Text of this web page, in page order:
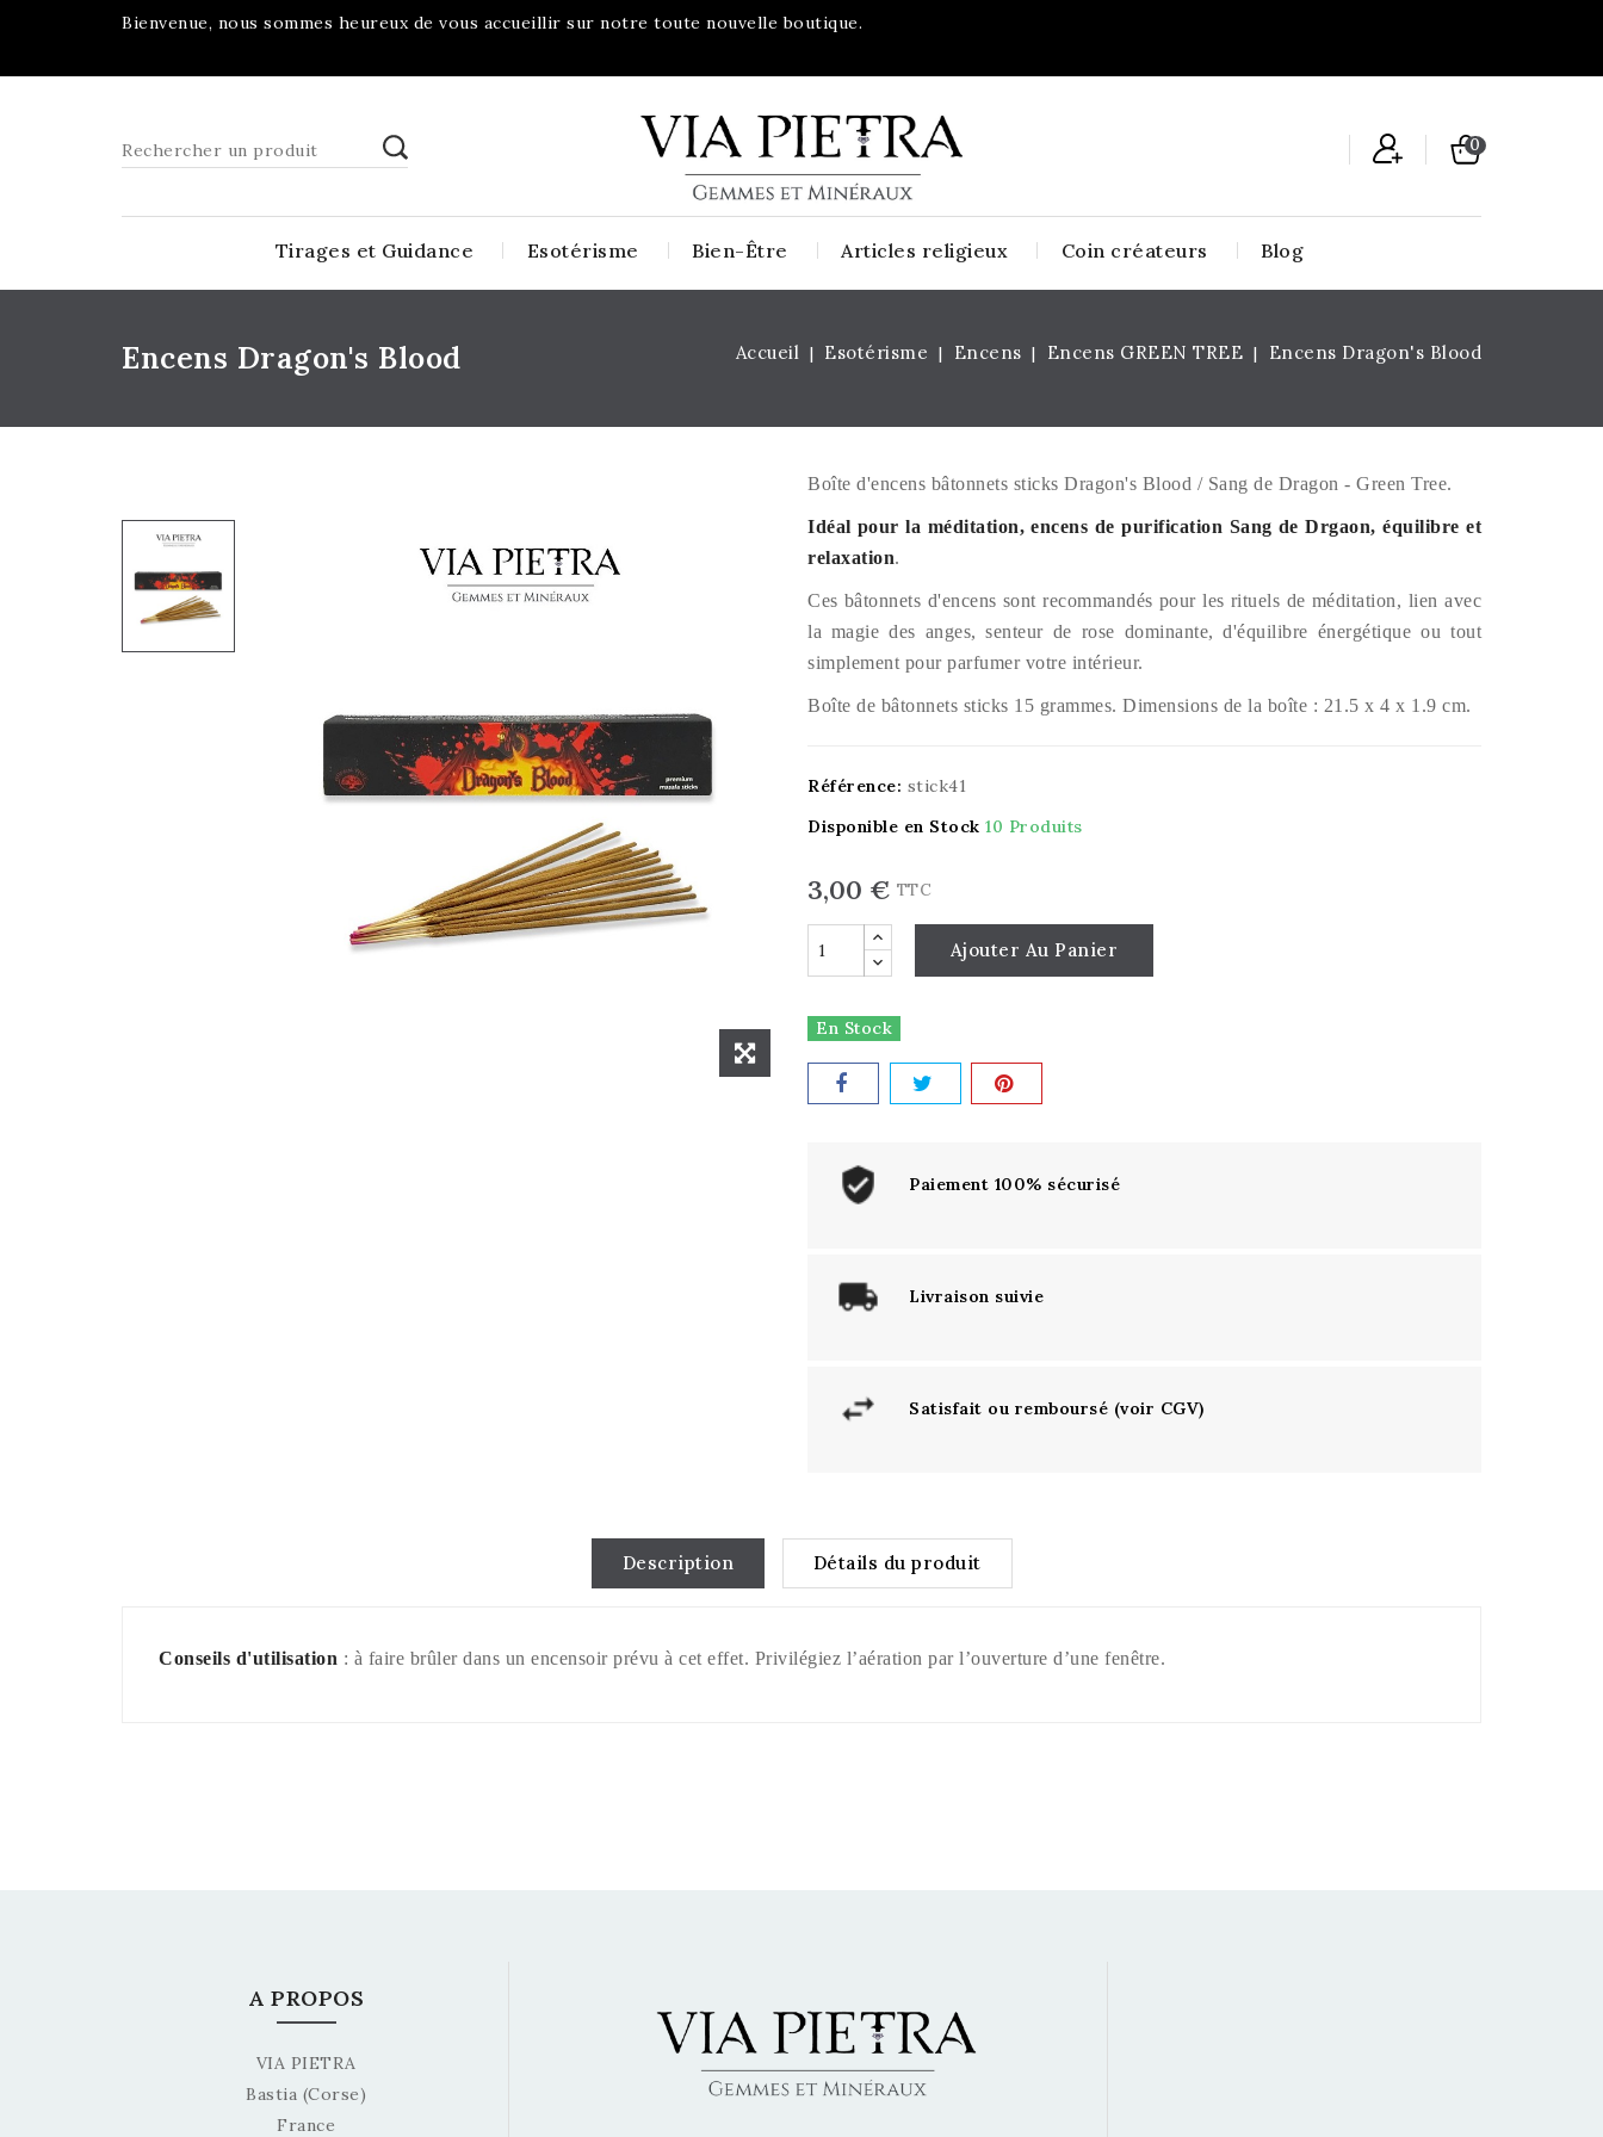
Bienvenue, nous sommes heureux de vous accueillir sur notre toute nouvelle boutique.
0
Tirages et Guidance Esotérisme Bien-Être Articles religieux Coin créateurs Blog
Encens Dragon's Blood Accueil Esotérisme Encens Encens GREEN TREE Encens Dragon's Blood
Boîte d'encens bâtonnets sticks Dragon's Blood / Sang de Dragon - Green Tree.
Idéal pour la méditation, encens de purification Sang de Drgaon, équilibre et
relaxation.
Ces bâtonnets d'encens sont recommandés pour les rituels de méditation, lien avec
la magie des anges, senteur de rose dominante, d'équilibre énergétique ou tout
simplement pour parfumer votre intérieur.
Boîte de bâtonnets sticks 15 grammes. Dimensions de la boîte : 21.5 x 4 x 1.9 cm.
Référence: stick41
Disponible en Stock 10 Produits
3,00 € TTC
Ajouter Au Panier
En Stock
Paiement 100% sécurisé
Livraison suivie
Satisfait ou remboursé (voir CGV)
Description Détails du produit
Conseils d'utilisation : à faire brûler dans un encensoir prévu à cet effet. Privilégiez l’aération par l’ouverture d’une fenêtre.
A PROPOS
VIA PIETRA
Bastia (Corse)
France